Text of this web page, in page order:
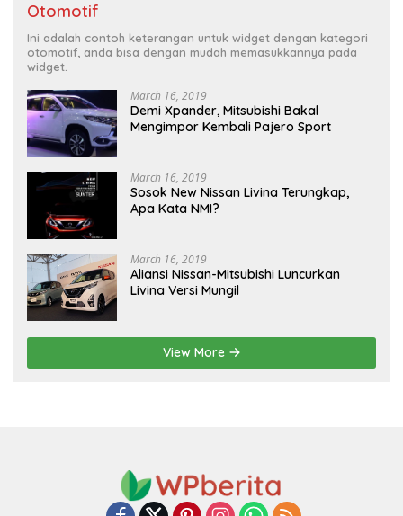
Otomotif
Ini adalah contoh keterangan untuk widget dengan kategori
otomotif, anda bisa dengan mudah memasukkannya pada
widget.
March 16, 2019
Demi Xpander, Mitsubishi Bakal
Mengimpor Kembali Pajero Sport
March 16, 2019
Sosok New Nissan Livina Terungkap,
Apa Kata NMI?
March 16, 2019
Aliansi Nissan-Mitsubishi Luncurkan
Livina Versi Mungil
View More